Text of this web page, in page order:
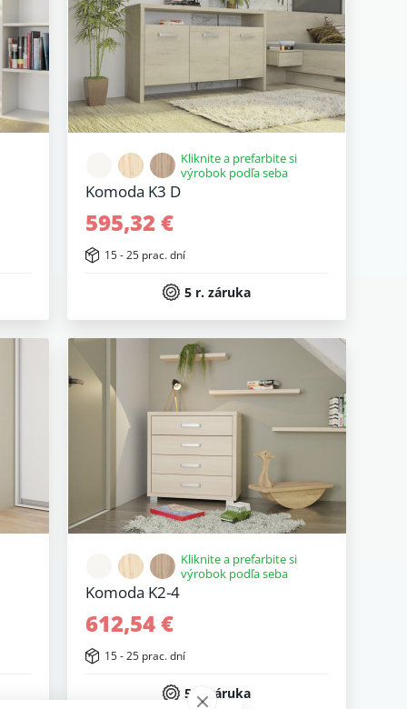
Kliknite a prefarbite si
výrobok podľa seba
Komoda K3 D
595,32 €
15 - 25 prac. dní
5 r. záruka
Kliknite a prefarbite si
výrobok podľa seba
Komoda K2-4
612,54 €
15 - 25 prac. dní
5 r. záruka